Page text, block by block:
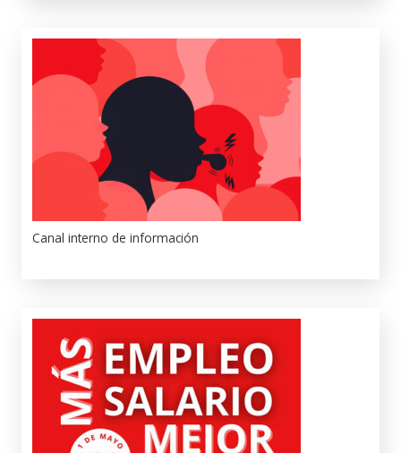
Canal interno de información